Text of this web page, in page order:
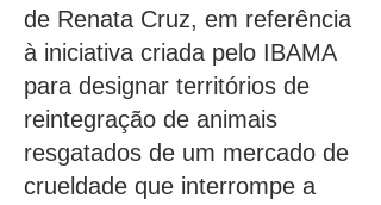
de Renata Cruz, em referência
à iniciativa criada pelo IBAMA
para designar territórios de
reintegração de animais
resgatados de um mercado de
crueldade que interrompe a